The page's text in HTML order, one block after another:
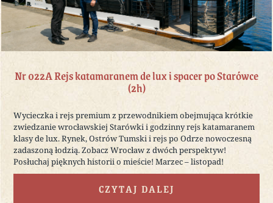
Nr 022A Rejs katamaranem de lux i spacer po Starówce
(2h)
Wycieczka i rejs premium z przewodnikiem obejmująca krótkie
zwiedzanie wrocławskiej Starówki i godzinny rejs katamaranem
klasy de lux. Rynek, Ostrów Tumski i rejs po Odrze nowoczesną
zadaszoną łodzią. Zobacz Wrocław z dwóch perspektyw!
Posłuchaj pięknych historii o mieście! Marzec – listopad!
CZYTAJ DALEJ